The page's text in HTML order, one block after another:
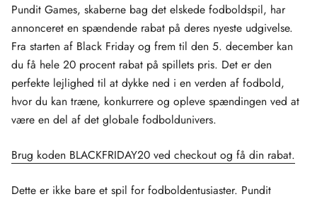
Pundit Games, skaberne bag det elskede fodboldspil, har
annonceret en spændende rabat på deres nyeste udgivelse.
Fra starten af ​​Black Friday og frem til den 5. december kan
du få hele 20 procent rabat på spillets pris. Det er den
perfekte lejlighed til at dykke ned i en verden af ​​fodbold,
hvor du kan træne, konkurrere og opleve spændingen ved at
være en del af det globale fodboldunivers.
Brug koden BLACKFRIDAY20 ved checkout og få din rabat.
Dette er ikke bare et spil for fodboldentusiaster. Pundit